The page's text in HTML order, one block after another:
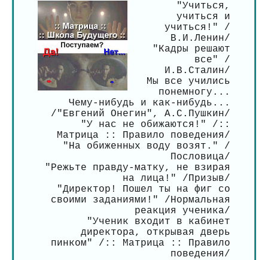
"Учиться,
учиться и
учиться!" /
В.И.Ленин/
"Кадры решают
все" /
И.В.Сталин/
Мы все учились
понемногу...
Чему-нибудь и как-нибудь...
/"Евгений Онегин", А.С.Пушкин/
"У нас не обижаются!" /::
Матрица :: Правило поведения/
"На обиженных воду возят." /
Пословица/
"Режьте правду-матку, не взирая
на лица!" /Призыв/
"Директор! Пошел ты на фиг со
своими заданиями!" /Нормальная
реакция ученика/
"Ученик входит в кабинет
директора, открывая дверь
пинком" /:: Матрица :: Правило
поведения/